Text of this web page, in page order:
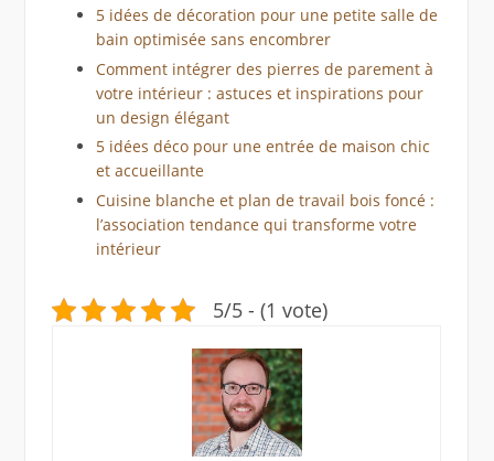
5 idées de décoration pour une petite salle de
bain optimisée sans encombrer
Comment intégrer des pierres de parement à
votre intérieur : astuces et inspirations pour
un design élégant
5 idées déco pour une entrée de maison chic
et accueillante
Cuisine blanche et plan de travail bois foncé :
l’association tendance qui transforme votre
intérieur
5/5 - (1 vote)